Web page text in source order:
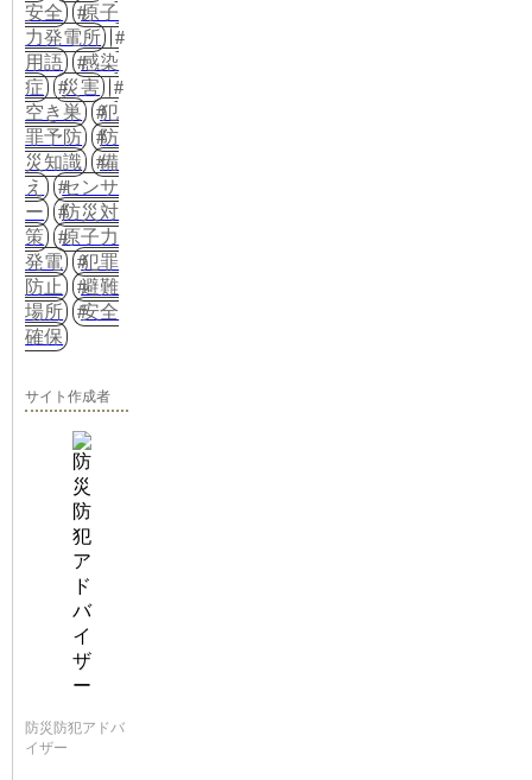
安全
原子
力発電所
用語
感染
症
災害
空き巣
犯
罪予防
防
災知識
備
え
センサ
ー
防災対
策
原子力
発電
犯罪
防止
避難
場所
安全
確保
サイト作成者
防災防犯アドバ
イザー